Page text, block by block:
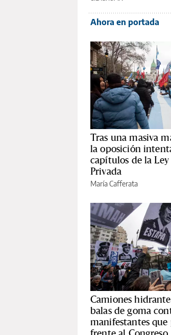
Ahora en portada
Tras una masiva
la oposición
capítulos de la
Privada
María Cafferata
Camiones
balas de goma
manifestantes